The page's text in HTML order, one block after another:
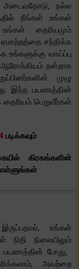
நல்ல
நீங்கள் உங்கள்
உங்கள் தைரியமும்
சந்திக்க
உங்களுக்கு வாய்ப்பு
ஆரோக்கியம் நன்றாக
முழு
இந்த பயணத்தின்
தைரியம் பெறுவீர்கள்
படிக்கவும்
கிரகங்களின்
உங்கள்
நிதி நிலையிலும்
பயணத்தின் போது,
அவற்றை